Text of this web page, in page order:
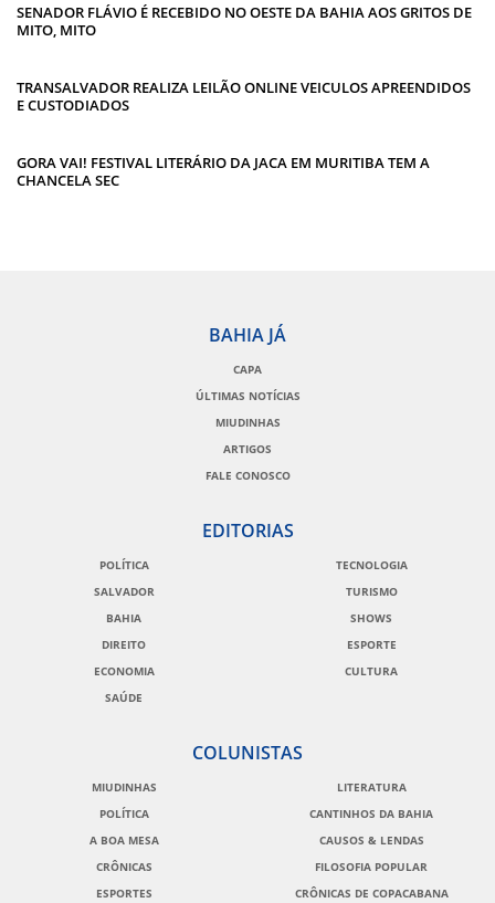
SENADOR FLÁVIO É RECEBIDO NO OESTE DA BAHIA AOS GRITOS DE
MITO, MITO
TRANSALVADOR REALIZA LEILÃO ONLINE VEICULOS APREENDIDOS
E CUSTODIADOS
GORA VAI! FESTIVAL LITERÁRIO DA JACA EM MURITIBA TEM A
CHANCELA SEC
BAHIA JÁ
CAPA
ÚLTIMAS NOTÍCIAS
MIUDINHAS
ARTIGOS
FALE CONOSCO
EDITORIAS
POLÍTICA
SALVADOR
BAHIA
DIREITO
ECONOMIA
SAÚDE
TECNOLOGIA
TURISMO
SHOWS
ESPORTE
CULTURA
COLUNISTAS
MIUDINHAS
POLÍTICA
A BOA MESA
CRÔNICAS
ESPORTES
LITERATURA
CANTINHOS DA BAHIA
CAUSOS & LENDAS
FILOSOFIA POPULAR
CRÔNICAS DE COPACABANA